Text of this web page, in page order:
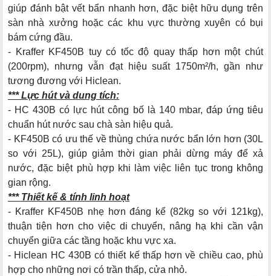
giúp đánh bật vết bẩn nhanh hơn, đặc biệt hữu dụng trên
sàn nhà xưởng hoặc các khu vực thường xuyên có bụi
bám cứng đầu.
- Kraffer KF450B tuy có tốc độ quay thấp hơn một chút
(200rpm), nhưng vẫn đạt hiệu suất 1750m²/h, gần như
tương đương với Hiclean.
*** Lực hút và dung tích:
- HC 430B có lực hút công bố là 140 mbar, đáp ứng tiêu
chuẩn hút nước sau chà sàn hiệu quả.
- KF450B có ưu thế về thùng chứa nước bẩn lớn hơn (30L
so với 25L), giúp giảm thời gian phải dừng máy để xả
nước, đặc biệt phù hợp khi làm việc liên tục trong không
gian rộng.
*** Thiết kế & tính linh hoạt
- Kraffer KF450B nhẹ hơn đáng kể (82kg so với 121kg),
thuận tiện hơn cho việc di chuyển, nâng hạ khi cần vận
chuyển giữa các tầng hoặc khu vực xa.
- Hiclean HC 430B có thiết kế thấp hơn về chiều cao, phù
hợp cho những nơi có trần thấp, cửa nhỏ.